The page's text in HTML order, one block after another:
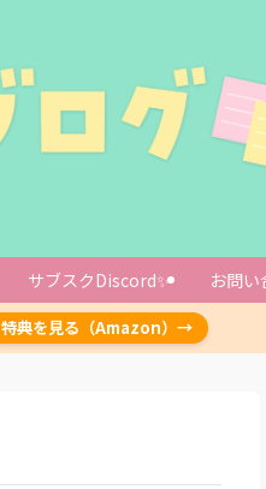
サブスクDiscord✨️
お問
特典を見る（Amazon）→